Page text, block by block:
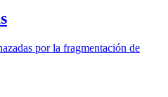
por la fragmentación de